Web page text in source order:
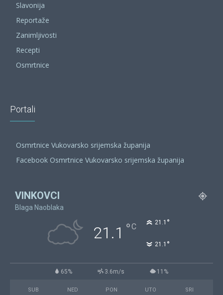
Slavonija
Reportaže
Zanimljivosti
Recepti
Osmrtnice
Portali
Osmrtnice Vukovarsko srijemska županija
Facebook Osmrtnice Vukovarsko srijemska županija
VINKOVCI
Blaga Naoblaka
21.1 °C 21.1 °
21.1 °
65% 3.6m/s 11%
SUB NED PON UTO SRI